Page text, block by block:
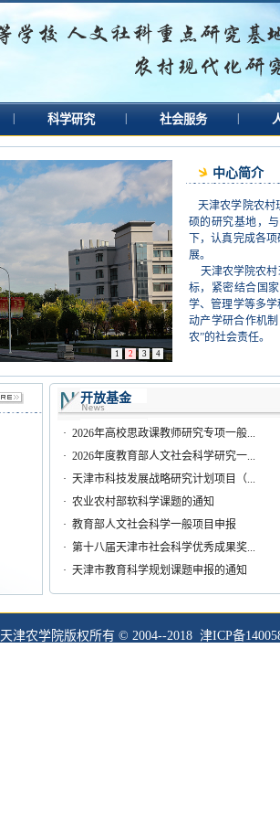
科学研究 社会服务
1 2 3 4
中心简介
天津农学院农村
硕的研究基地，
下，认真完成各
展。
天津农学院农村
标，紧密结合国
学、管理学等多
动产学研合作机
农”的社会责任。
开放基金
· 2026年高校思政课教师研究专项一般...
· 2026年度教育部人文社会科学研究一...
· 天津市科技发展战略研究计划项目（...
· 农业农村部软科学课题的通知
· 教育部人文社会科学一般项目申报
· 第十八届天津市社会科学优秀成果奖...
· 天津市教育科学规划课题申报的通知
天津农学院版权所有 © 2004--2018 津ICP备